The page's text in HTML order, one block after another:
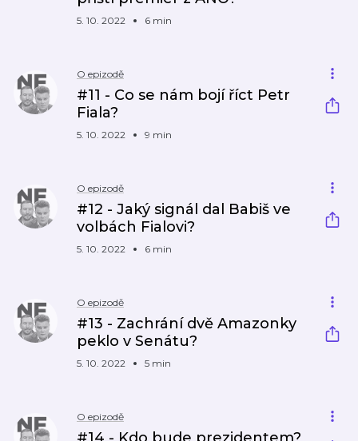
5. 10. 2022 6 min
O epizodě
#11 - Co se nám bojí říct Petr
Fiala?
5. 10. 2022 9 min
O epizodě
#12 - Jaký signál dal Babiš ve
volbách Fialovi?
5. 10. 2022 6 min
O epizodě
#13 - Zachrání dvě Amazonky
peklo v Senátu?
5. 10. 2022 5 min
O epizodě